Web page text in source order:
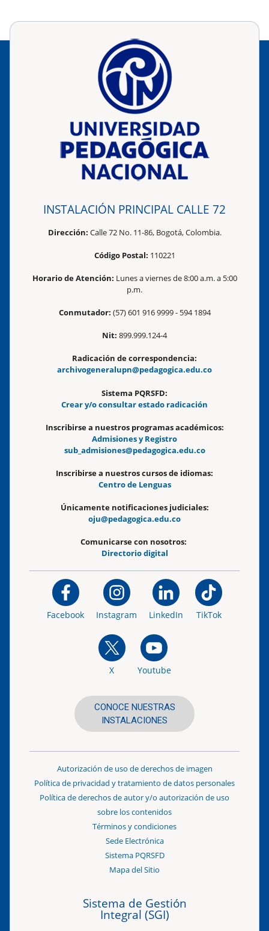
INSTALACIÓN PRINCIPAL CALLE 72
Dirección: Calle 72 No. 11-86, Bogotá, Colombia.
Código Postal: 110221
Horario de Atención: Lunes a viernes de 8:00 a.m. a 5:00
p.m.
Conmutador: (57) 601 916 9999 - 594 1894
Nit: 899.999.124-4
Radicación de correspondencia:
archivogeneralupn@pedagogica.edu.co
Sistema PQRSFD:
Crear y/o consultar estado radicación
Inscribirse a nuestros programas académicos:
Admisiones y Registro
sub_admisiones@pedagogica.edu.co
Inscribirse a nuestros cursos de idiomas:
Centro de Lenguas
Únicamente notificaciones judiciales:
oju@pedagogica.edu.co
Comunicarse con nosotros:
Directorio digital
Facebook Instagram LinkedIn TikTok
X Youtube
CONOCE NUESTRAS
INSTALACIONES
Autorización de uso de derechos de imagen
Política de privacidad y tratamiento de datos personales
Política de derechos de autor y/o autorización de uso
sobre los contenidos
Términos y condiciones
Sede Electrónica
Sistema PQRSFD
Mapa del Sitio
Sistema de Gestión
Integral (SGI)